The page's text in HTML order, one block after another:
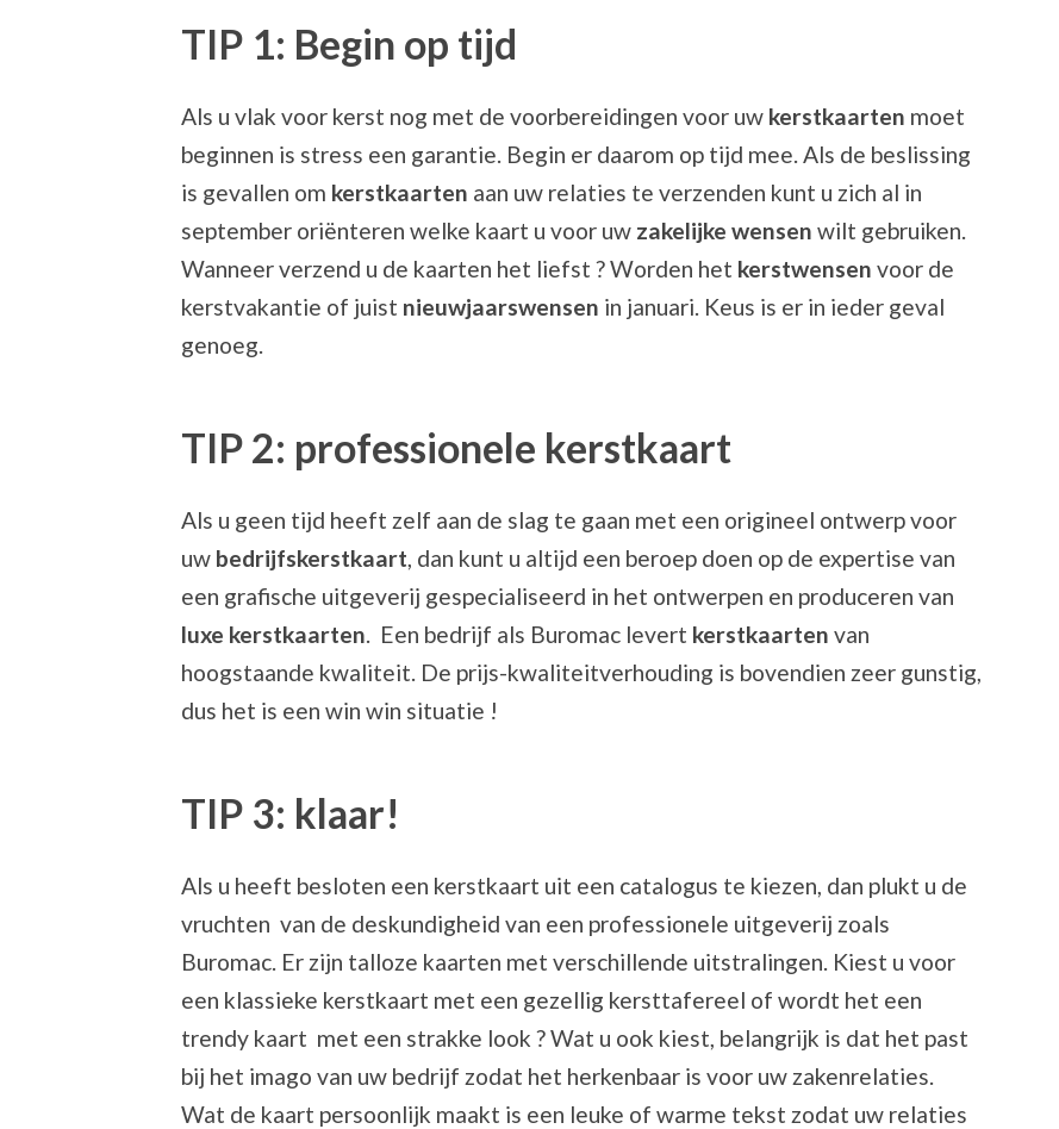
TIP 1: Begin op tijd
Als u vlak voor kerst nog met de voorbereidingen voor uw kerstkaarten moet
beginnen is stress een garantie. Begin er daarom op tijd mee. Als de beslissing
is gevallen om kerstkaarten aan uw relaties te verzenden kunt u zich al in
september oriënteren welke kaart u voor uw zakelijke wensen wilt gebruiken.
Wanneer verzend u de kaarten het liefst ? Worden het kerstwensen voor de
kerstvakantie of juist nieuwjaarswensen in januari. Keus is er in ieder geval
genoeg.
TIP 2: professionele kerstkaart
Als u geen tijd heeft zelf aan de slag te gaan met een origineel ontwerp voor
uw bedrijfskerstkaart, dan kunt u altijd een beroep doen op de expertise van
een grafische uitgeverij gespecialiseerd in het ontwerpen en produceren van
luxe kerstkaarten. Een bedrijf als Buromac levert kerstkaarten van
hoogstaande kwaliteit. De prijs-kwaliteitverhouding is bovendien zeer gunstig,
dus het is een win win situatie !
TIP 3: klaar!
Als u heeft besloten een kerstkaart uit een catalogus te kiezen, dan plukt u de
vruchten van de deskundigheid van een professionele uitgeverij zoals
Buromac. Er zijn talloze kaarten met verschillende uitstralingen. Kiest u voor
een klassieke kerstkaart met een gezellig kersttafereel of wordt het een
trendy kaart met een strakke look ? Wat u ook kiest, belangrijk is dat het past
bij het imago van uw bedrijf zodat het herkenbaar is voor uw zakenrelaties.
Wat de kaart persoonlijk maakt is een leuke of warme tekst zodat uw relaties